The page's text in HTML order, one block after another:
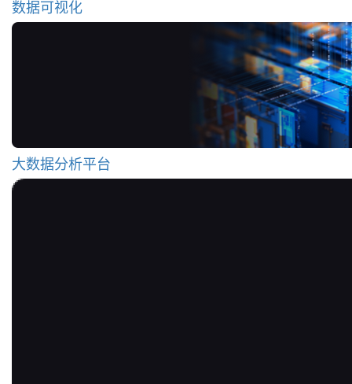
数据可视化
大数据分析平台